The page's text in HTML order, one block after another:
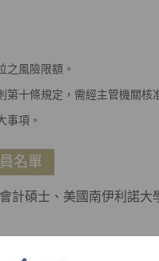
之風險限額。
第十條規定，需經主管機關核
事項。
名單
計碩士、美國南伊利諾大